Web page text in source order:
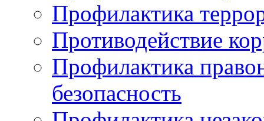
Профилактика
Противодействие
Профилактика
безопасность